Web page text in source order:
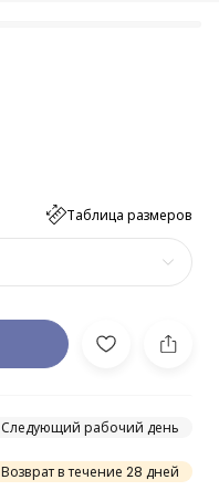
Таблица размеров
Следующий рабочий день
Возврат в течение 28 дней